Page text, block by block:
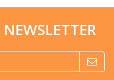
NEWSLETTER